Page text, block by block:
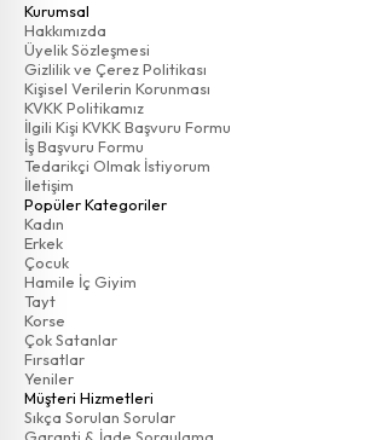
Kurumsal
Hakkımızda
Üyelik Sözleşmesi
Gizlilik ve Çerez Politikası
Kişisel Verilerin Korunması
KVKK Politikamız
İlgili Kişi KVKK Başvuru Formu
İş Başvuru Formu
Tedarikçi Olmak İstiyorum
İletişim
Popüler Kategoriler
Kadın
Erkek
Çocuk
Hamile İç Giyim
Tayt
Korse
Çok Satanlar
Fırsatlar
Yeniler
Müşteri Hizmetleri
Sıkça Sorulan Sorular